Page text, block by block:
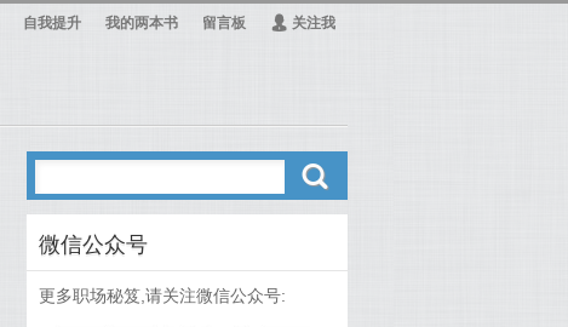
自我提升 我的两本书 留言板 Ą 关注我
ő
微信公众号
更多职场秘笈,请关注微信公众号: